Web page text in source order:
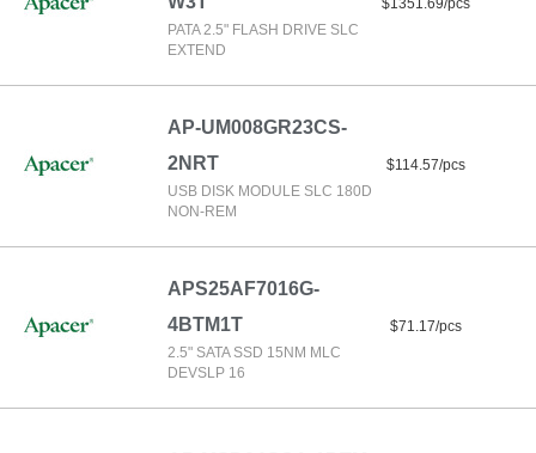
PATA 2.5" FLASH DRIVE SLC
EXTEND
$1351.69/pcs
AP-UM008GR23CS-
2NRT
USB DISK MODULE SLC 180D
NON-REM
$114.57/pcs
APS25AF7016G-
4BTM1T
2.5" SATA SSD 15NM MLC
DEVSLP 16
$71.17/pcs